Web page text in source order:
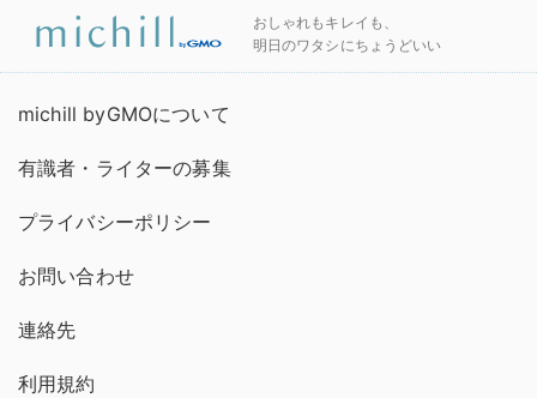
おしゃれもキレイも、
明日のワタシにちょうどいい
michill byGMOについて
有識者・ライターの募集
プライバシーポリシー
お問い合わせ
連絡先
利用規約